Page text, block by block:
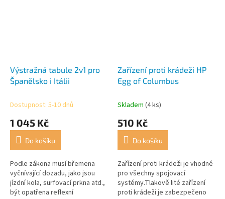
Výstražná tabule 2v1 pro
Španělsko i Itálii
Dostupnost: 5-10 dnů
1 045 Kč
Do košíku
Podle zákona musí břemena
vyčnívající dozadu, jako jsou
jízdní kola, surfovací prkna atd.,
být opatřena reflexní
Zařízení proti krádeži HP
Egg of Columbus
Skladem (4 ks)
510 Kč
Do košíku
Zařízení proti krádeži je vhodné
pro všechny spojovací
systémy.Tlakově lité zařízení
proti krádeži je zabezpečeno